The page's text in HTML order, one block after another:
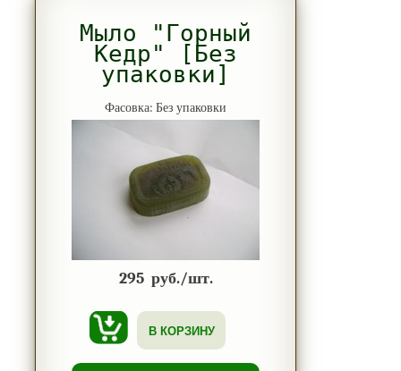
Мыло "Горный
Кедр" [Без
упаковки]
Фасовка: Без упаковки
295 руб./шт.
В КОРЗИНУ